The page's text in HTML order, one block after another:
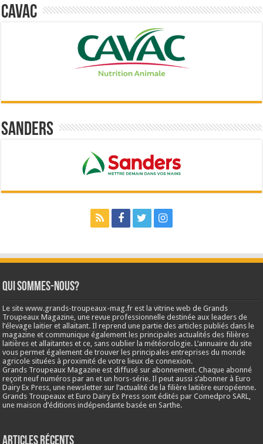
Cavac
Sanders
Qui sommes-nous?
Le site www.grands-troupeaux-mag.fr est la vitrine web de Grands
Troupeaux Magazine, une revue professionnelle destinée aux leaders de
l’élevage laitier et allaitant. Il reprend une partie des articles publiés dans le
magazine et communique également les principales actualités des filières
laitières et allaitantes et ce, sans oublier la météorologie. L’annuaire du site
vous permet également de trouver les principales entreprises du monde
agricole situées à proximité de votre lieux de connexion.
Grands Troupeaux Magazine est diffusé sur abonnement. Chaque abonné
reçoit neuf numéros par an et un hors-série. Il peut aussi s’abonner à Euro
Dairy Ex Press, une newsletter sur l’actualité de la filière laitière européenne.
Grands Troupeaux et Euro Dairy Ex Press sont édités par Comedpro SARL,
une maison d’éditions indépendante basée en Sarthe.
Articles récents